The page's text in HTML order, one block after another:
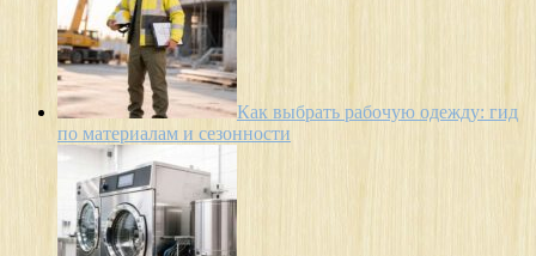
Как выбрать рабочую одежду: гид
по материалам и сезонности